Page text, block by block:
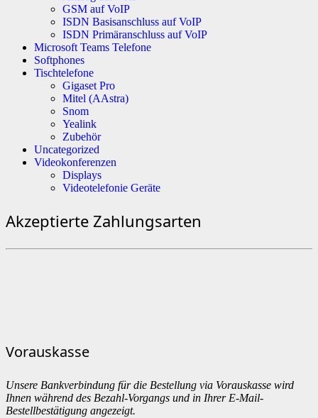
GSM auf VoIP
ISDN Basisanschluss auf VoIP
ISDN Primäranschluss auf VoIP
Microsoft Teams Telefone
Softphones
Tischtelefone
Gigaset Pro
Mitel (AAstra)
Snom
Yealink
Zubehör
Uncategorized
Videokonferenzen
Displays
Videotelefonie Geräte
Akzeptierte Zahlungsarten
Vorauskasse
Unsere Bankverbindung für die Bestellung via Vorauskasse wird
Ihnen während des Bezahl-Vorgangs und in Ihrer E-Mail-
Bestellbestätigung angezeigt.